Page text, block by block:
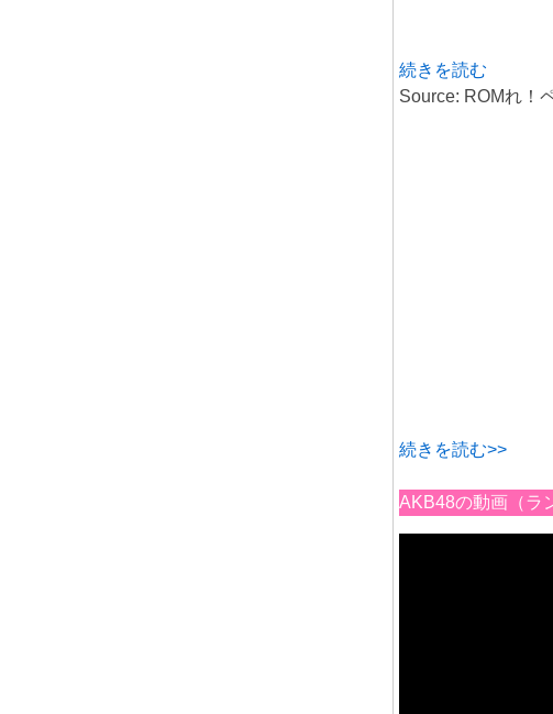
続きを読む
Source: ROMれ！
続きを読む>>
AKB48の動画（ラ